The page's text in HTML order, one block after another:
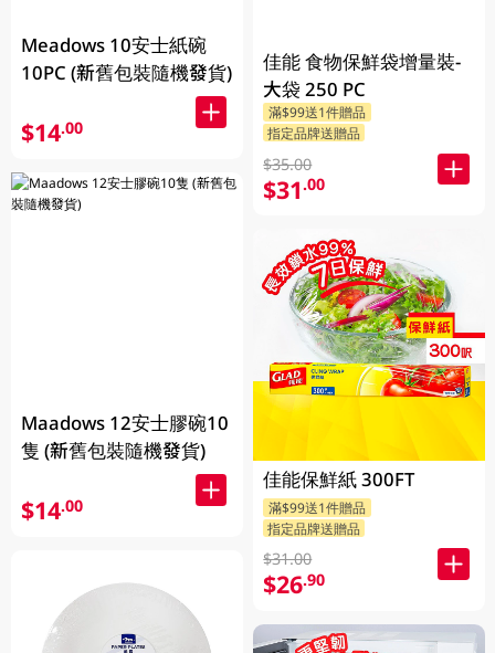
Meadows 10安士紙碗
10PC (新舊包裝隨機發貨)
$14.00
Maadows 12安士膠碗10
隻 (新舊包裝隨機發貨)
$14.00
佳能 食物保鮮袋增量裝-
大袋 250 PC
滿$99送1件贈品
指定品牌送贈品
$35.00
$31.00
佳能保鮮紙 300FT
滿$99送1件贈品
指定品牌送贈品
$31.00
$26.90